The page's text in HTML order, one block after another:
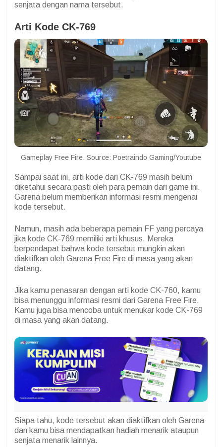
senjata dengan nama tersebut.
Arti Kode CK-769
Gameplay Free Fire. Source: Poetraindo Gaming/Youtube
Sampai saat ini, arti kode dari CK-769 masih belum
diketahui secara pasti oleh para pemain dari game ini.
Garena belum memberikan informasi resmi mengenai
kode tersebut.
Namun, masih ada beberapa pemain FF yang percaya
jika kode CK-769 memiliki arti khusus. Mereka
berpendapat bahwa kode tersebut mungkin akan
diaktifkan oleh Garena Free Fire di masa yang akan
datang.
Jika kamu penasaran dengan arti kode CK-760, kamu
bisa menunggu informasi resmi dari Garena Free Fire.
Kamu juga bisa mencoba untuk menukar kode CK-769
di masa yang akan datang.
Siapa tahu, kode tersebut akan diaktifkan oleh Garena
dan kamu bisa mendapatkan hadiah menarik ataupun
senjata menarik lainnya.